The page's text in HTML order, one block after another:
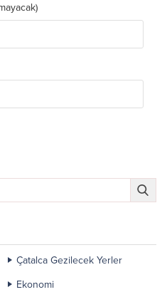
Çatalca Gezilecek Yerler
Ekonomi